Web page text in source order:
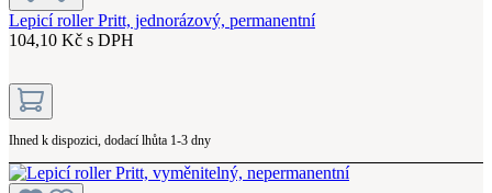
Lepicí roller Pritt, jednorázový, permanentní
104,10 Kč s DPH
Ihned k dispozici, dodací lhůta 1-3 dny